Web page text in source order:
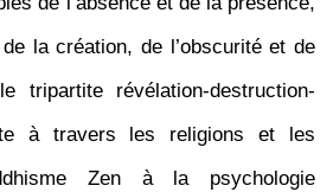
la création, de l’obscurité et de
tripartite révélation-destruction-
à travers les religions et les
Zen à la psychologie